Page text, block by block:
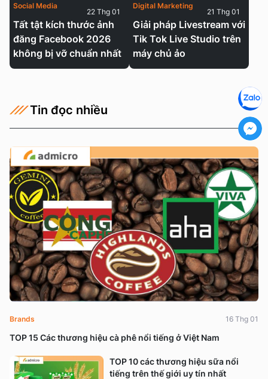
Tất tật kích thước ảnh
đăng Facebook 2026
không bị vỡ chuẩn nhất
Social Media
22 Thg 01
Giải pháp Livestream với
Tik Tok Live Studio trên
máy chủ ảo
Digital Marketing
21 Thg 01
Tin đọc nhiều
TOP 15 Các thương hiệu cà phê nổi tiếng ở Việt Nam
Brands 16 Thg 01
TOP 10 các thương hiệu sữa nổi
tiếng trên thế giới uy tín nhất